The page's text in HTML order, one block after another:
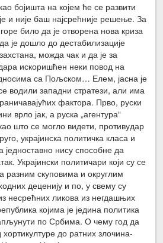
бојишта на којем ће се развити
и није баш најсрећније решење. За
било да је отворена нова криза
је дошло до дестабилизације
можда чак и да је за
искоришћен неки повод на
са Пољском… Елем, јасна је
водили западни стратези, али има
фактора. Прво, руски
врло јак, а руска „агентура“
што се могло видети, противудар
украјинска политичка класа и
једноставно нису способне да
Украјински политичари који су се
разним скуповима и округлим
деценију и по, у свему су
несрећних ликова из негдашњих
којима је једина политика
по Србима. О чему год да
до ратних злочина-